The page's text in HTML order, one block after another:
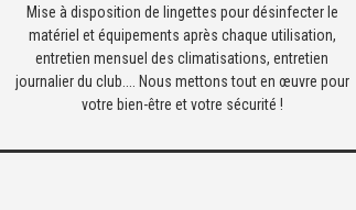
Mise à disposition de lingettes pour désinfecter le
matériel et équipements après chaque utilisation,
entretien mensuel des climatisations, entretien
journalier du club.... Nous mettons tout en œuvre pour
votre bien-être et votre sécurité !